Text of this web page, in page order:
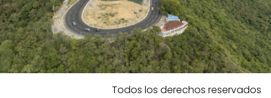
Todos los derechos reservados